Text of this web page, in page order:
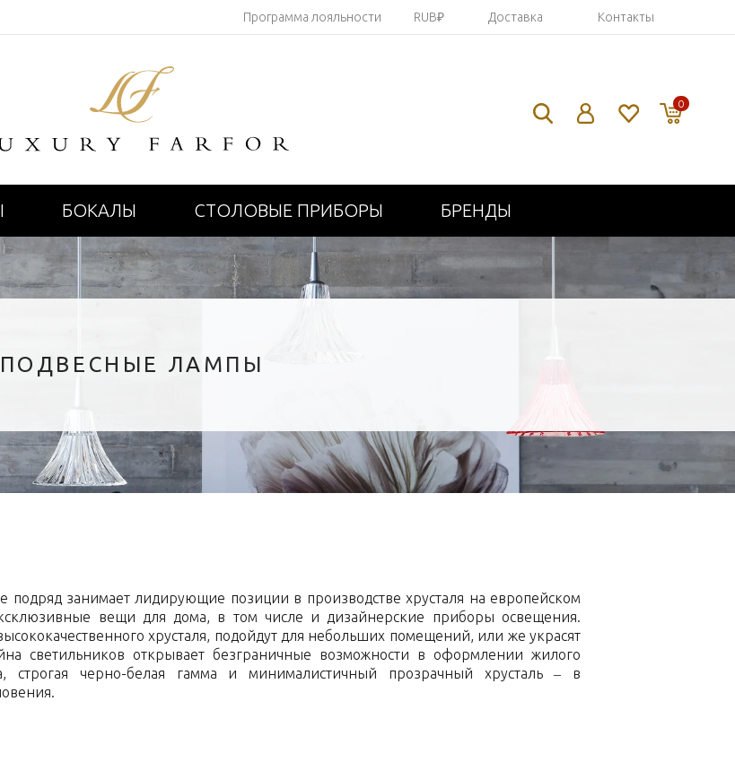
Программа лояльности RUB₽ Доставка Контакты
0
БОКАЛЫ СТОЛОВЫЕ ПРИБОРЫ БРЕНДЫ
ПОДВЕСНЫЕ ЛАМПЫ
подряд занимает лидирующие позиции в производстве хрусталя на европейском
вещи для дома, в том числе и дизайнерские приборы освещения.
хрусталя, подойдут для небольших помещений, или же украсят
светильников открывает безграничные возможности в оформлении жилого
строгая черно-белая гамма и минималистичный прозрачный хрусталь – в